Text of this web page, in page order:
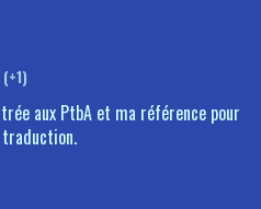
(+1)
aux PtbA et ma référence pour
traduction.